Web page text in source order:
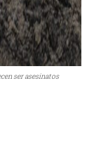
ser asesinatos